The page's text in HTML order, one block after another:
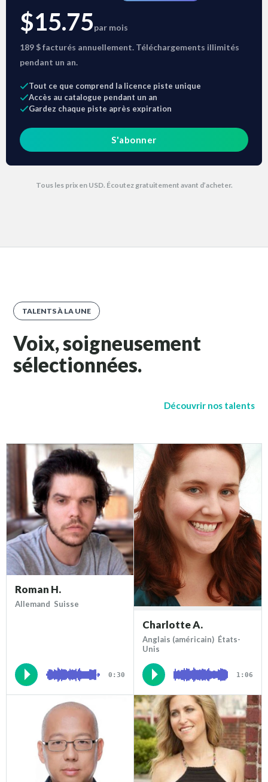
$15.75par mois
189 $ facturés annuellement. Téléchargements illimités
pendant un an.
Tout ce que comprend la licence piste unique
Accès au catalogue pendant un an
Gardez chaque piste après expiration
S'abonner
Tous les prix en USD. Écoutez gratuitement avant d’acheter.
TALENTS À LA UNE
Voix, soigneusement
sélectionnées.
Découvrir nos talents
Roman H.
Allemand Suisse
0:30
Charlotte A.
Anglais (américain) États-
Unis
1:06